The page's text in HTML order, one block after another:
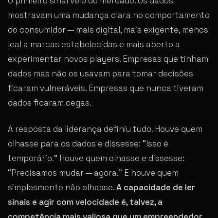
mostravam uma mudança clara no comportamento
do consumidor — mais digital, mais exigente, menos
leal a marcas estabelecidas e mais aberto a
experimentar novos players. Empresas que tinham
dados mas não os usavam para tomar decisões
ficaram vulneráveis. Empresas que nunca tiveram
dados ficaram cegas.
A resposta da liderança definiu tudo. Houve quem
olhasse para os dados e dissesse: “Isso é
temporário.” Houve quem olhasse e dissesse:
“Precisamos mudar — agora.” E houve quem
simplesmente não olhasse.A capacidade de ler
sinais e agir com velocidade é, talvez, a